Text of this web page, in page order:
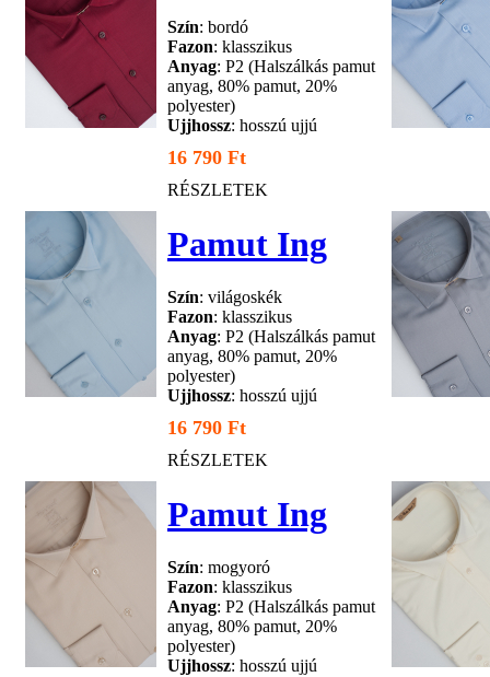
Szín: bordó
Fazon: klasszikus
Anyag: P2 (Halszálkás pamut
anyag, 80% pamut, 20%
polyester)
Ujjhossz: hosszú ujjú
16 790 Ft
RÉSZLETEK
Pamut Ing
Szín: világoskék
Fazon: klasszikus
Anyag: P2 (Halszálkás pamut
anyag, 80% pamut, 20%
polyester)
Ujjhossz: hosszú ujjú
16 790 Ft
RÉSZLETEK
Pamut Ing
Szín: mogyoró
Fazon: klasszikus
Anyag: P2 (Halszálkás pamut
anyag, 80% pamut, 20%
polyester)
Ujjhossz: hosszú ujjú